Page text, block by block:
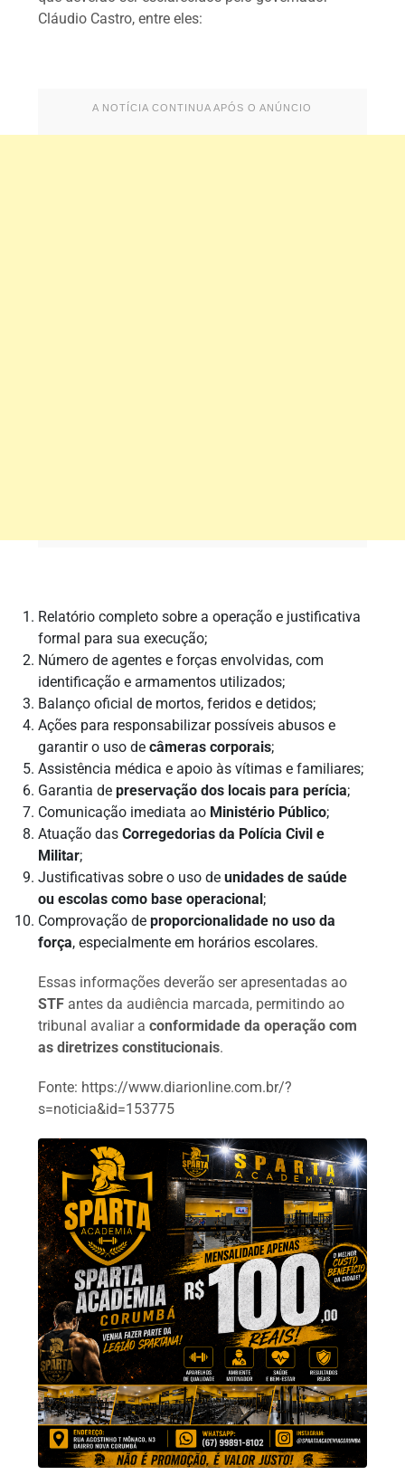
Cláudio Castro, entre eles:
A NOTÍCIA CONTINUA APÓS O ANÚNCIO
Relatório completo sobre a operação e justificativa
formal para sua execução;
Número de agentes e forças envolvidas, com
identificação e armamentos utilizados;
Balanço oficial de mortos, feridos e detidos;
Ações para responsabilizar possíveis abusos e
garantir o uso decâmeras corporais;
Assistência médica e apoio às vítimas e familiares;
Garantia depreservação dos locais para perícia;
Comunicação imediata ao Ministério Público;
Atuação dasCorregedorias da Polícia Civil e
Militar;
Justificativas sobre o uso deunidades de saúde
ou escolas como base operacional ;
Comprovação deproporcionalidade no uso da
força, especialmente em horários escolares.
Essas informações deverão ser apresentadas ao
STF antes da audiência marcada, permitindo ao
tribunal avaliar aconformidade da operação com
as diretrizes constitucionais.
Fonte: https://www.diarionline.com.br/?
s=noticia&id=153775